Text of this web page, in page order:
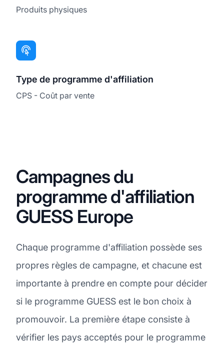
Produits physiques
Type de programme d'affiliation
CPS - Coût par vente
Campagnes du
programme d'affiliation
GUESS Europe
Chaque programme d'affiliation possède ses
propres règles de campagne, et chacune est
importante à prendre en compte pour décider
si le programme GUESS est le bon choix à
promouvoir. La première étape consiste à
vérifier les pays acceptés pour le programme